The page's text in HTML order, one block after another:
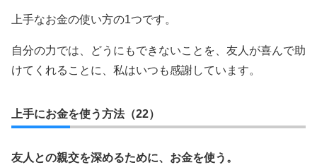
上手なお金の使い方の1つです。
自分の力では、どうにもできないことを、友人が喜んで助
けてくれることに、私はいつも感謝しています。
上手にお金を使う方法（22）
友人との親交を深めるために、お金を使う。